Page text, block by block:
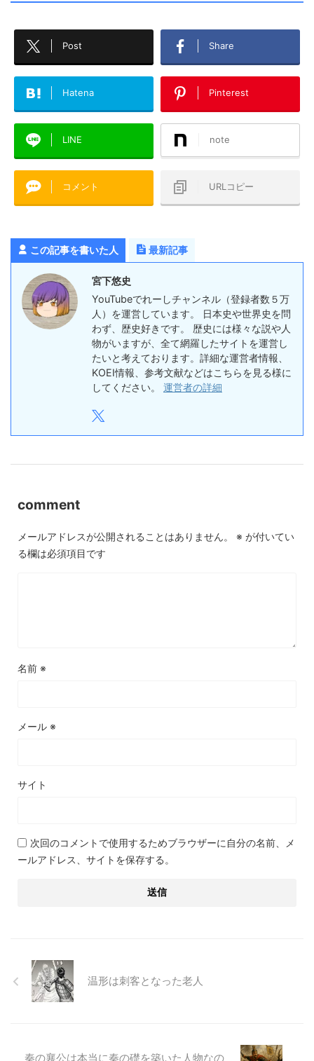
Post Share
Hatena Pinterest
LINE note
コメント URLコピー
この記事を書いた人 最新記事
宮下悠史
YouTubeでれーしチャンネル（登録者数５万
人）を運営しています。 日本史や世界史を問
わず、歴史好きです。 歴史には様々な説や人
物がいますが、全て網羅したサイトを運営し
たいと考えております。詳細な運営者情報、
KOEI情報、参考文献などはこちらを見る様に
してください。 運営者の詳細
comment
メールアドレスが公開されることはありません。 ※ が付いてい
る欄は必須項目です
名前 ※
メール ※
サイト
次回のコメントで使用するためブラウザーに自分の名前、メ
ールアドレス、サイトを保存する。
温形は刺客となった老人
秦の襄公は本当に秦の礎を築いた人物なの